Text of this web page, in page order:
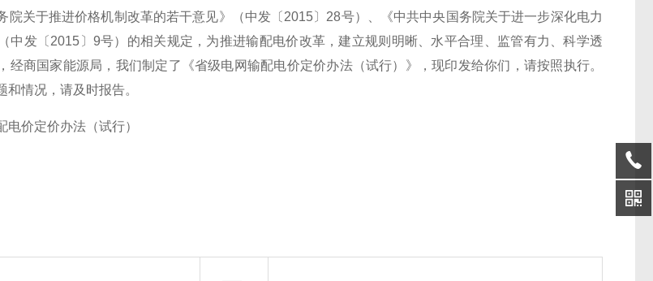
关于推进价格机制改革的若干意见》（中发〔2015〕28号）、《中共中央国务院关于进一步深化电力
中发〔2015〕9号）的相关规定，为推进输配电价改革，建立规则明晰、水平合理、监管有力、科学透
经商国家能源局，我们制定了《省级电网输配电价定价办法（试行）》，现印发给你们，请按照执行。
情况，请及时报告。
价定价办法（试行）